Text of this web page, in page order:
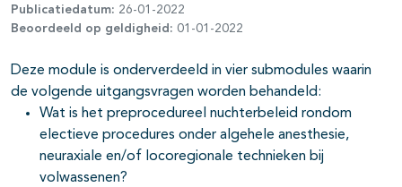
open- en dichtklappen
open- en dichtklappen
Publicatiedatum: 26-01-2022
Beoordeeld op geldigheid: 01-01-2022
Deze module is onderverdeeld in vier submodules waarin
de volgende uitgangsvragen worden behandeld:
Wat is het preprocedureel nuchterbeleid rondom
electieve procedures onder algehele anesthesie,
neuraxiale en/of locoregionale technieken bij
volwassenen?